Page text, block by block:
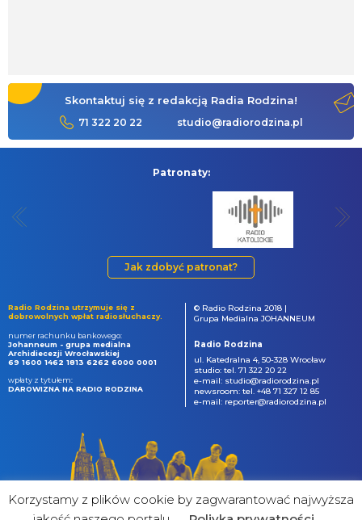
Skontaktuj się z redakcją Radia Rodzina!
71 322 20 22 studio@radiorodzina.pl
Patronaty:
Jak zdobyć patronat?
Radio Rodzina utrzymuje się z
dobrowolnych wpłat radiosłuchaczy.
numer rachunku bankowego:
Johanneum - grupa medialna
Archidiecezji Wrocławskiej
69 1600 1462 1813 6262 6000 0001
wpłaty z tytułem:
DAROWIZNA NA RADIO RODZINA
© Radio Rodzina 2018 |
Grupa Medialna JOHANNEUM
Radio Rodzina
ul. Katedralna 4, 50-328 Wrocław
studio: tel. 71 322 20 22
e-mail: studio@radiorodzina.pl
newsroom: tel. +48 71 327 12 85
e-mail: reporter@radiorodzina.pl
Korzystamy z plików cookie by zagwarantować najwyższa